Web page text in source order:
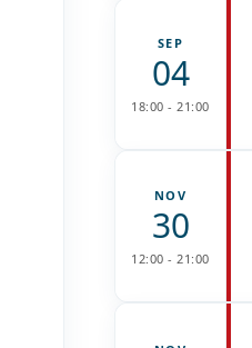
SEP
04
18:00 - 21:00
NOV
30
12:00 - 21:00